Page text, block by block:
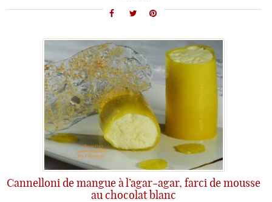
Cannelloni de mangue à l’agar-agar, farci de mousse
au chocolat blanc